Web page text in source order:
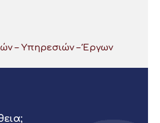
– Υπηρεσιών – Έργων